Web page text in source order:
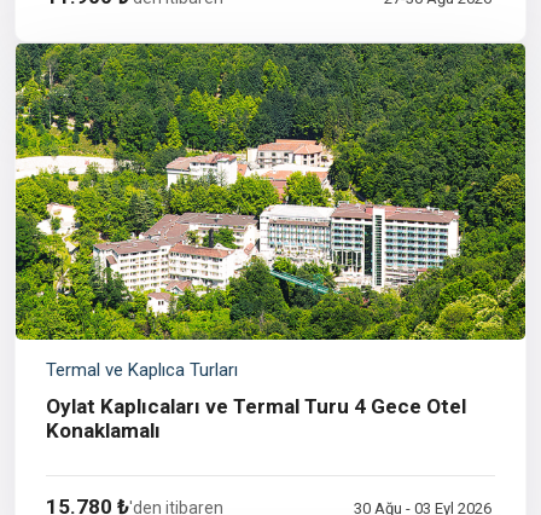
Termal ve Kaplıca Turları
Oylat Kaplıcaları ve Termal Turu 4 Gece Otel
Konaklamalı
15.780 ₺'den itibaren 30 Ağu - 03 Eyl 2026